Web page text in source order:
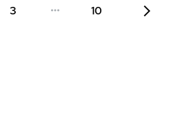
3 10